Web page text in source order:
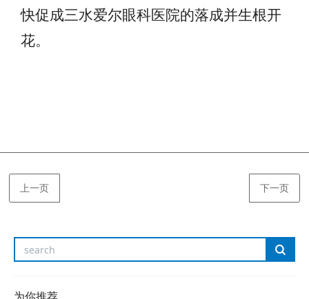
快促成三水爱尔眼科医院的落成并生根开
花。
上一页 下一页